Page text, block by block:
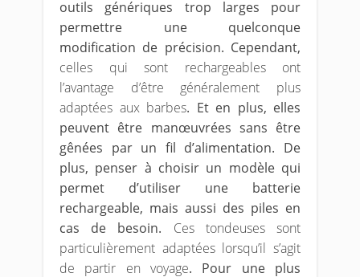
outils génériques trop larges pour
permettre une quelconque
modification de précision. Cependant,
celles qui sont rechargeables ont
l’avantage d’être généralement plus
adaptées aux barbes. Et en plus, elles
peuvent être manœuvrées sans être
gênées par un fil d’alimentation. De
plus, penser à choisir un modèle qui
permet d’utiliser une batterie
rechargeable, mais aussi des piles en
cas de besoin. Ces tondeuses sont
particulièrement adaptées lorsqu’il s’agit
de partir en voyage. Pour une plus